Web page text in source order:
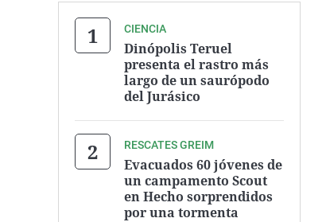
CIENCIA
Dinópolis Teruel
presenta el rastro más
largo de un saurópodo
del Jurásico
RESCATES GREIM
Evacuados 60 jóvenes de
un campamento Scout
en Hecho sorprendidos
por una tormenta